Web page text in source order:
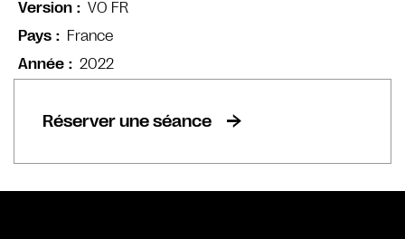
Version
VO FR
Pays
France
Année
2022
Réserver une séance